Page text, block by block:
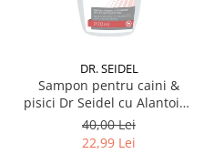
DR. SEIDEL
Sampon pentru caini &
pisici Dr Seidel cu Alantoina
220 ml
40,00 Lei
22,99 Lei